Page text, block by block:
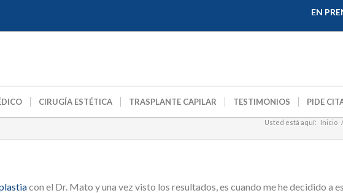
EN
CIRUGÍA ESTÉTICA TRASPLANTE CAPILAR TESTIMONIOS PIDE
Usted está aquí: Inicio /
con el Dr. Mato y una vez visto los resultados, es cuando me he decidido a